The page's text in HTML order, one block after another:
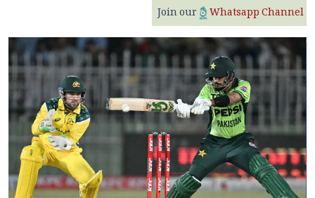
Join our Whatsapp Channel